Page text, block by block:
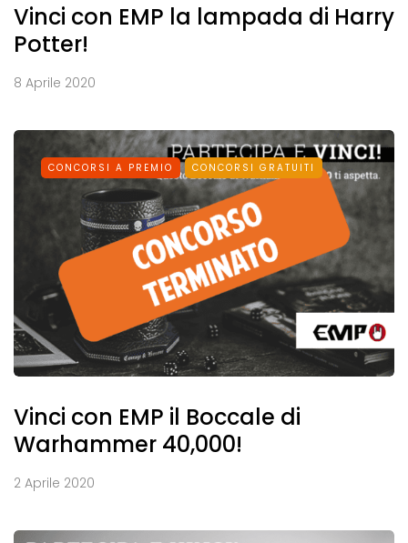
Vinci con EMP la lampada di Harry
Potter!
8 Aprile 2020
CONCORSI A PREMIO CONCORSI GRATUITI
Vinci con EMP il Boccale di
Warhammer 40,000!
2 Aprile 2020